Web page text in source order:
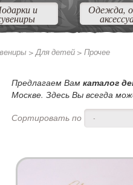
и Одежда,
>Для детей > Прочее
Предлагаем Вам каталог
Москве. Здесь Вы всегда
Сортировать по
-